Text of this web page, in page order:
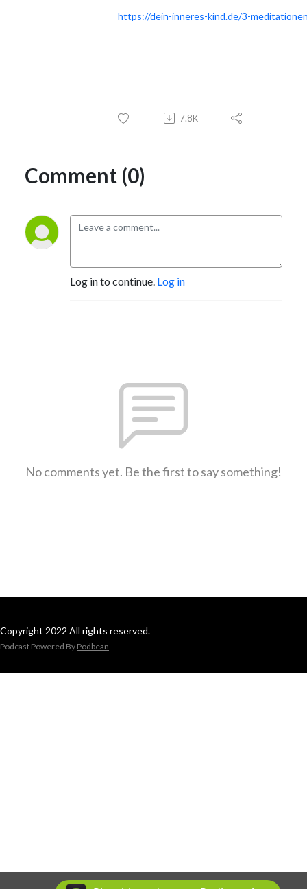
https://dein-inneres-kind.de/3-
7.8K
Comment (0)
Log in to continue. Log in
No comments yet. Be the first to say something!
Copyright 2022 All rights reserved.
Podcast Powered By Podbean